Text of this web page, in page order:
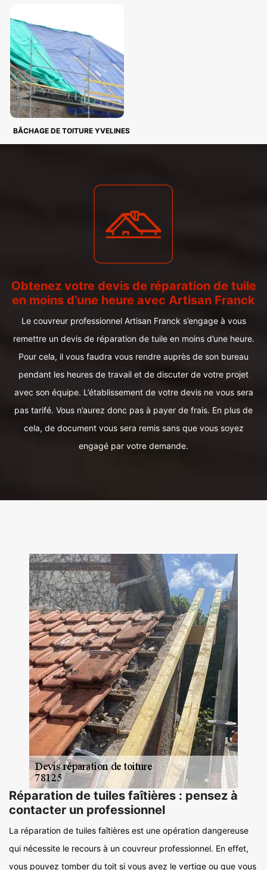
BÂCHAGE DE TOITURE YVELINES
Obtenez votre devis de réparation de tuile
en moins d’une heure avec Artisan Franck
Le couvreur professionnel Artisan Franck s’engage à vous
remettre un devis de réparation de tuile en moins d’une heure.
Pour cela, il vous faudra vous rendre auprès de son bureau
pendant les heures de travail et de discuter de votre projet
avec son équipe. L’établissement de votre devis ne vous sera
pas tarifé. Vous n’aurez donc pas à payer de frais. En plus de
cela, de document vous sera remis sans que vous soyez
engagé par votre demande.
Réparation de tuiles faîtières : pensez à
contacter un professionnel
La réparation de tuiles faîtières est une opération dangereuse
qui nécessite le recours à un couvreur professionnel. En effet,
vous pouvez tomber du toit si vous avez le vertige ou que vous